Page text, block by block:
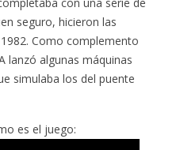
seguro, hicieron las
Como complemento
lanzó algunas máquinas
simulaba los del puente
es el juego: